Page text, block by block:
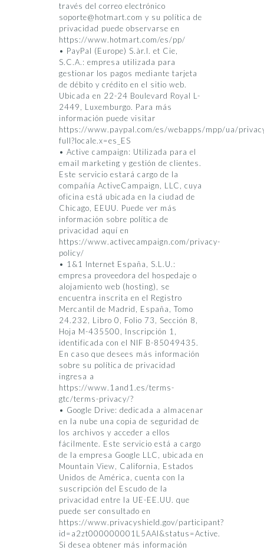
través del correo electrónico
soporte@hotmart.com y su política de
privacidad puede observarse en
https://www.hotmart.com/es/pp/
• PayPal (Europe) S.àr.l. et Cie,
S.C.A.: empresa utilizada para
gestionar los pagos mediante tarjeta
de débito y crédito en el sitio web.
Ubicada en 22-24 Boulevard Royal L-
2449, Luxemburgo. Para más
información puede visitar
https://www.paypal.com/es/webapps/mpp/ua/
full?locale.x=es_ES
• Active campaign: Utilizada para el
email marketing y gestión de clientes.
Este servicio estará cargo de la
compañía ActiveCampaign, LLC, cuya
oficina está ubicada en la ciudad de
Chicago, EEUU. Puede ver más
información sobre política de
privacidad aquí en
https://www.activecampaign.com/privacy-
policy/
• 1&1 Internet España, S.L.U.:
empresa proveedora del hospedaje o
alojamiento web (hosting), se
encuentra inscrita en el Registro
Mercantil de Madrid, España, Tomo
24.232, Libro 0, Folio 73, Sección 8,
Hoja M-435500, Inscripción 1,
identificada con el NIF B-85049435.
En caso que desees más información
sobre su política de privacidad
ingresa a
https://www.1and1.es/terms-
gtc/terms-privacy/?
• Google Drive: dedicada a almacenar
en la nube una copia de seguridad de
los archivos y acceder a ellos
fácilmente. Este servicio está a cargo
de la empresa Google LLC, ubicada en
Mountain View, California, Estados
Unidos de América, cuenta con la
suscripción del Escudo de la
privacidad entre la UE-EE.UU. que
puede ser consultado en
https://www.privacyshield.gov/participant?
id=a2zt000000001L5AAI&status=Active.
Si desea obtener más información